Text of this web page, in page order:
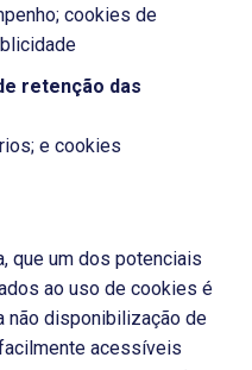
cookies de
retenção das
e cookies
que um dos potenciais
ao uso de cookies é
não disponibilização de
acessíveis